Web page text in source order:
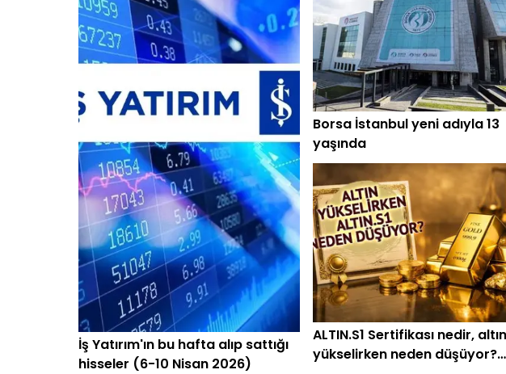
İş Yatırım'ın bu hafta alıp sattığı
hisseler (6-10 Nisan 2026)
Borsa İstanbul yeni adıyla 13
yaşında
ALTIN.S1 Sertifikası nedir, altın
yükselirken neden düşüyor?